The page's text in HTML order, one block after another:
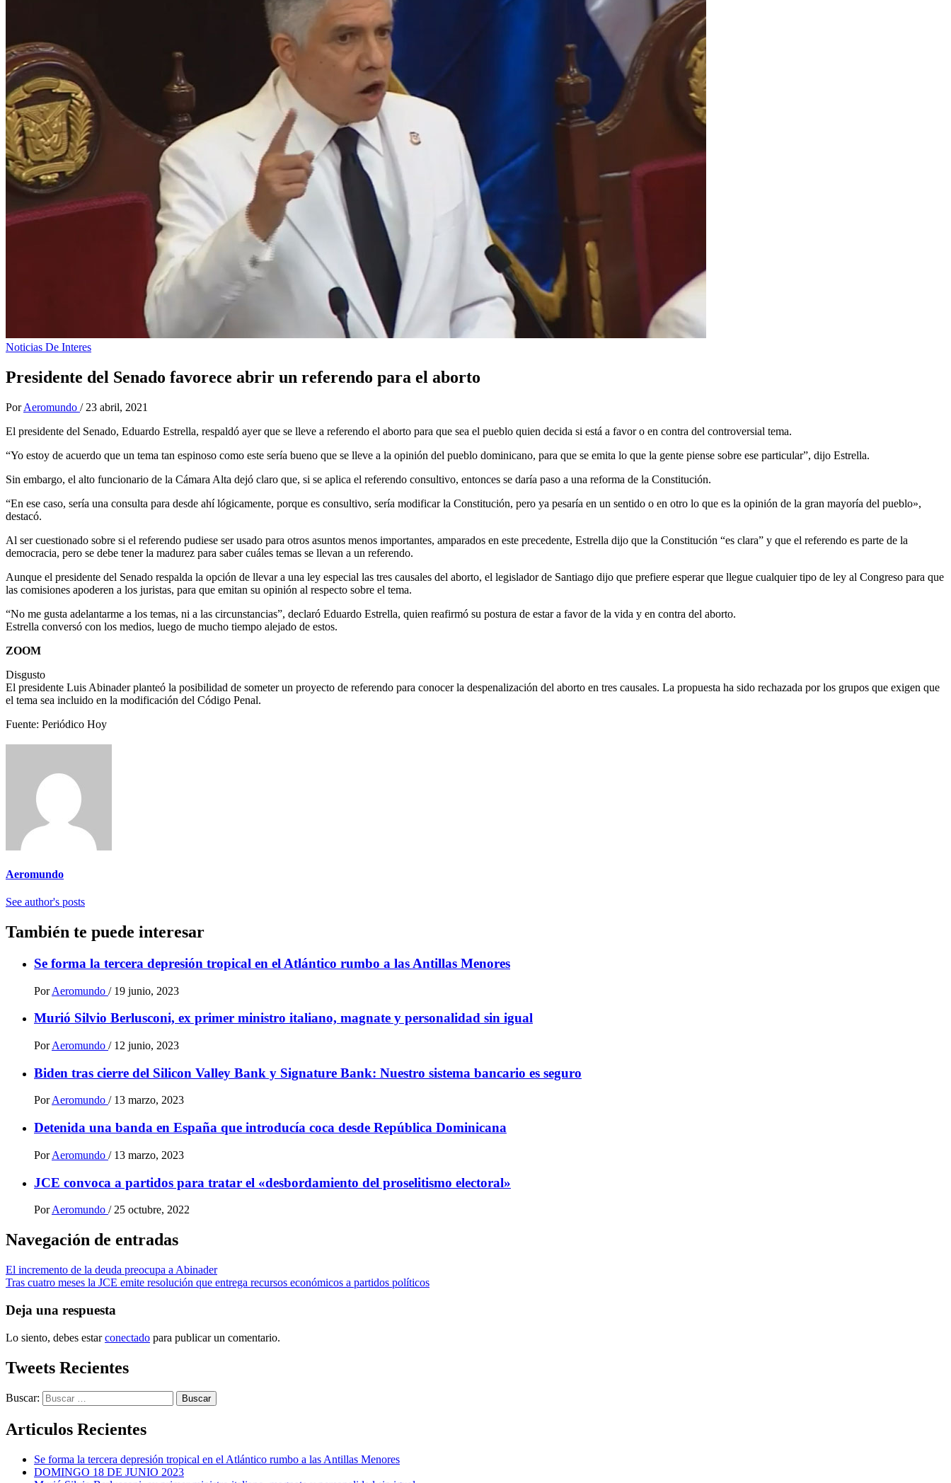
Noticias De Interes
Presidente del Senado favorece abrir un referendo para el aborto
Por Aeromundo / 23 abril, 2021
El presidente del Senado, Eduardo Estrella, respaldó ayer que se lleve a referendo el aborto para que sea el pueblo quien decida si está a favor o en contra del controversial tema.
“Yo estoy de acuerdo que un tema tan espinoso como este sería bueno que se lleve a la opinión del pueblo dominicano, para que se emita lo que la gente piense sobre ese particular”, dijo Estrella.
Sin embargo, el alto funcionario de la Cámara Alta dejó claro que, si se aplica el referendo consultivo, entonces se daría paso a una reforma de la Constitución.
“En ese caso, sería una consulta para desde ahí lógicamente, porque es consultivo, sería modificar la Constitución, pero ya pesaría en un sentido o en otro lo que es la opinión de la gran mayoría del pueblo»,
destacó.
Al ser cuestionado sobre si el referendo pudiese ser usado para otros asuntos menos importantes, amparados en este precedente, Estrella dijo que la Constitución “es clara” y que el referendo es parte de la
democracia, pero se debe tener la madurez para saber cuáles temas se llevan a un referendo.
Aunque el presidente del Senado respalda la opción de llevar a una ley especial las tres causales del aborto, el legislador de Santiago dijo que prefiere esperar que llegue cualquier tipo de ley al Congreso para que
las comisiones apoderen a los juristas, para que emitan su opinión al respecto sobre el tema.
“No me gusta adelantarme a los temas, ni a las circunstancias”, declaró Eduardo Estrella, quien reafirmó su postura de estar a favor de la vida y en contra del aborto.
Estrella conversó con los medios, luego de mucho tiempo alejado de estos.
ZOOM
Disgusto
El presidente Luis Abinader planteó la posibilidad de someter un proyecto de referendo para conocer la despenalización del aborto en tres causales. La propuesta ha sido rechazada por los grupos que exigen que
el tema sea incluido en la modificación del Código Penal.
Fuente: Periódico Hoy
Aeromundo
See author's posts
También te puede interesar
Se forma la tercera depresión tropical en el Atlántico rumbo a las Antillas Menores
Por Aeromundo / 19 junio, 2023
Murió Silvio Berlusconi, ex primer ministro italiano, magnate y personalidad sin igual
Por Aeromundo / 12 junio, 2023
Biden tras cierre del Silicon Valley Bank y Signature Bank: Nuestro sistema bancario es seguro
PorAeromundo / 13 marzo, 2023
Detenida una banda en España que introducía coca desde República Dominicana
Por Aeromundo / 13 marzo, 2023
JCE convoca a partidos para tratar el «desbordamiento del proselitismo electoral»
Por Aeromundo / 25 octubre, 2022
Navegación de entradas
El incremento de la deuda preocupa a Abinader
Tras cuatro meses la JCE emite resolución que entrega recursos económicos a partidos políticos
Deja una respuesta
Lo siento, debes estarconectado para publicar un comentario.
Tweets Recientes
Buscar:
Articulos Recientes
Se forma la tercera depresión tropical en el Atlántico rumbo a las Antillas Menores
DOMINGO 18 DE JUNIO 2023